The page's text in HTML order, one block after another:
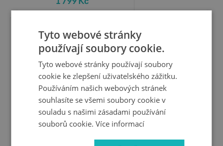
Vertikální Foto obraz sklo
tvrzené
Tyto webové stránky
používají soubory cookie.
Tyto webové stránky používají soubory
cookie ke zlepšení uživatelského zážitku.
Používáním našich webových stránek
souhlasíte se všemi soubory cookie v
souladu s našimi zásadami používání
souborů cookie.Více informací